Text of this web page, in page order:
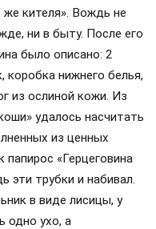
кителя». Вождь не
ни в быту. После его
было описано: 2
коробка нижнего белья,
из ослиной кожи. Из
удалось насчитать
из ценных
папирос «Герцеговина
трубки и набивал.
в виде лисицы, у
одно ухо, а